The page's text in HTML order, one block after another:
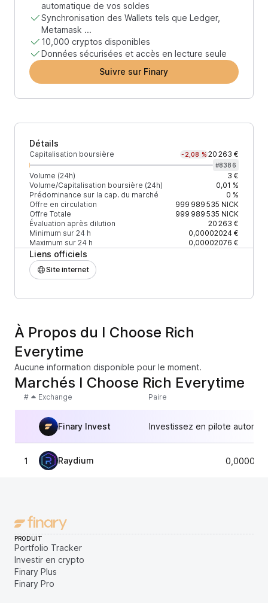
automatique de vos soldes
Synchronisation des Wallets tels que Ledger,
Metamask ...
10,000 cryptos disponibles
Données sécurisées et accès en lecture seule
Suivre sur Finary
Détails
Capitalisation boursière -2,08 % 20 263 €
#8386
Volume (24h)
3 €
Volume/Capitalisation boursière (24h)
0,01 %
Prédominance sur la cap. du marché
0 %
Offre en circulation
999 989 535 NICK
Offre Totale
999 989 535 NICK
Évaluation après dilution
20 263 €
Minimum sur 24 h
0,00002024 €
Maximum sur 24 h
0,00002076 €
Liens officiels
Site internet
À Propos du I Choose Rich
Everytime
Aucune information disponible pour le moment.
Marchés I Choose Rich Everytime
# Exchange Paire
Finary Invest Investissez en pilote
1 Raydium
PRODUIT
Portfolio Tracker
Investir en crypto
Finary Plus
Finary Pro